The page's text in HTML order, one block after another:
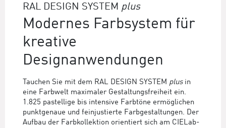
RAL DESIGN SYSTEM plus
Modernes Farbsystem für
kreative
Designanwendungen
Tauchen Sie mit dem RAL DESIGN SYSTEM plusin
eine Farbwelt maximaler Gestaltungsfreiheit ein.
1.825 pastellige bis intensive Farbtöne ermöglichen
punktgenaue und feinjustierte Farbgestaltungen. Der
Aufbau der Farbkollektion orientiert sich am CIELab-